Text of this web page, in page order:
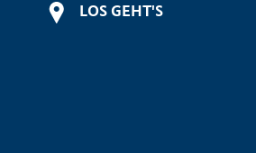
LOS GEHT'S